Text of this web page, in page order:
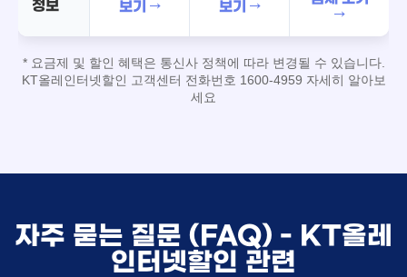
정보
보기 →
보기 →
→
* 요금제 및 할인 혜택은 통신사 정책에 따라 변경될 수 있습니다.
KT올레인터넷할인 고객센터 전화번호 1600-4959 자세히 알아보
세요
자주 묻는 질문 (FAQ) - KT올레
인터넷할인 관련